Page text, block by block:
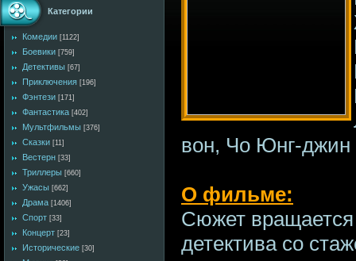
Категории
Комедии [1122]
Боевики [759]
Детективы [67]
Приключения [196]
Фэнтези [171]
Фантастика [402]
Мультфильмы [376]
Сказки [11]
Вестерн [33]
Триллеры [660]
Ужасы [662]
Драма [1406]
Спорт [33]
Концерт [23]
Исторические [30]
вон, Чо Юнг-джин
О фильме:
Сюжет
детектива со